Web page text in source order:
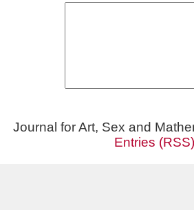
Journal for Art, Sex and
Entries (RSS)